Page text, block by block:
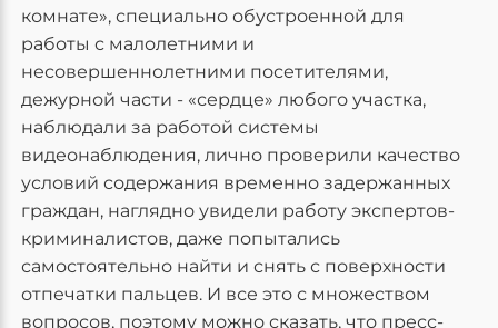
комнате», специально обустроенной для
работы с малолетними и
несовершеннолетними посетителями,
дежурной части - «сердце» любого участка,
наблюдали за работой системы
видеонаблюдения, лично проверили качество
условий содержания временно задержанных
граждан, наглядно увидели работу экспертов-
криминалистов, даже попытались
самостоятельно найти и снять с поверхности
отпечатки пальцев. И все это с множеством
вопросов, поэтому можно сказать, что пресс-